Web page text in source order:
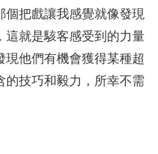
個把戲讓我感覺就像發現
這就是駭客感受到的力量
現他們有機會獲得某種超
的技巧和毅力，所幸不需